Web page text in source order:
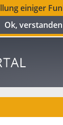
einiger
Ok, verstanden